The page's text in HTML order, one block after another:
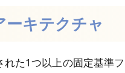
キテクチャ
た1つ以上の固定基準